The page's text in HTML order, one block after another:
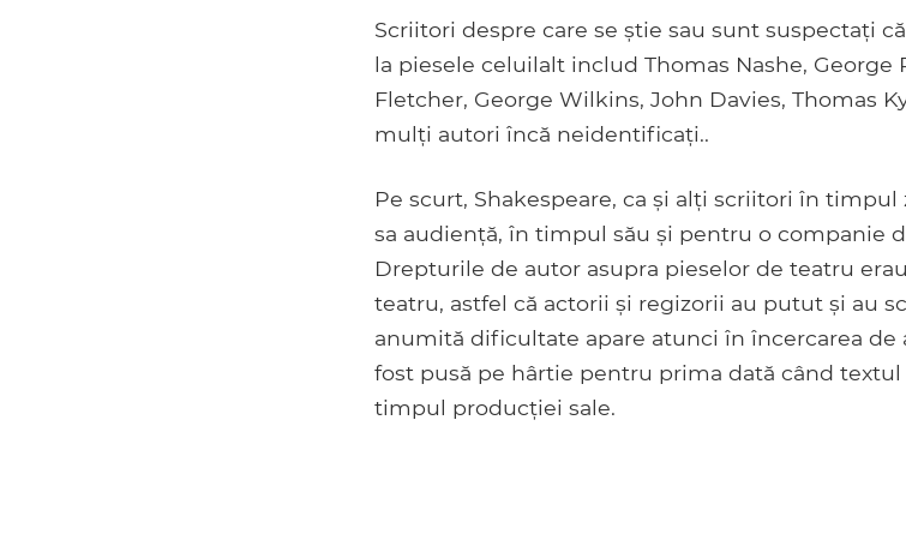
Scriitori despre care se știe sau sunt suspectați
la piesele celuilalt includ Thomas Nashe, George
Fletcher, George Wilkins, John Davies, Thomas
mulți autori încă neidentificați..
Pe scurt, Shakespeare, ca și alți scriitori în
sa audiență, în timpul său și pentru o companie
Drepturile de autor asupra pieselor de teatru
teatru, astfel că actorii și regizorii au putut și au
anumită dificultate apare atunci în încercarea de
fost pusă pe hârtie pentru prima dată când
timpul producției sale.